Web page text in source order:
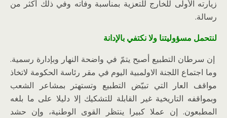
زيارته الأولى للخارج للتعزية بمناسبة وفاته وفي ذلك أكثر من
رسالة.
لنتحمل مسؤوليتنا ولا نكتفي بالإدانة
إن سرطان التطبيع أصبح يتمّ في واضحة النهار وبإدارة رسمية.
وما اجتماع اللجنة الاولمبية اليوم في مقر رئاسة الحكومة لاتخاذ
مواقف العار التي تبيّض التطبيع وتستهتر بمشاعر الشعب
وبمواقفه التاريخية غير القابلة للتشكيك إلا دليلا على ما بلغه
المطبعون. إن عملا كبيرا ينتظر القوى الوطنية، وإن حشد